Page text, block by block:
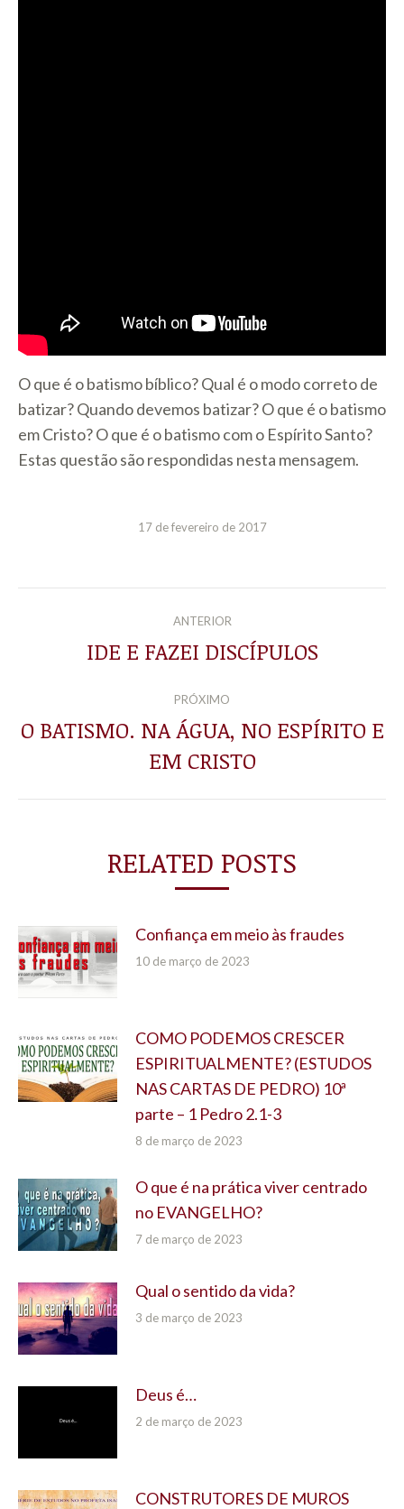
O que é o batismo bíblico? Qual é o modo correto de
batizar? Quando devemos batizar? O que é o batismo
em Cristo? O que é o batismo com o Espírito Santo?
Estas questão são respondidas nesta mensagem.
17 de fevereiro de 2017
NAVEGAÇÃO
ANTERIOR
Post
IDE E FAZEI DISCÍPULOS
PRÓXIMO
Próximo
post:
O BATISMO. NA ÁGUA, NO ESPÍRITO E
EM CRISTO
RELATED POSTS
Confiança em meio às fraudes
10 de março de 2023
COMO PODEMOS CRESCER
ESPIRITUALMENTE? (ESTUDOS
NAS CARTAS DE PEDRO) 10ª
parte – 1 Pedro 2.1-3
8 de março de 2023
O que é na prática viver centrado
no EVANGELHO?
7 de março de 2023
Qual o sentido da vida?
3 de março de 2023
Deus é…
2 de março de 2023
CONSTRUTORES DE MUROS